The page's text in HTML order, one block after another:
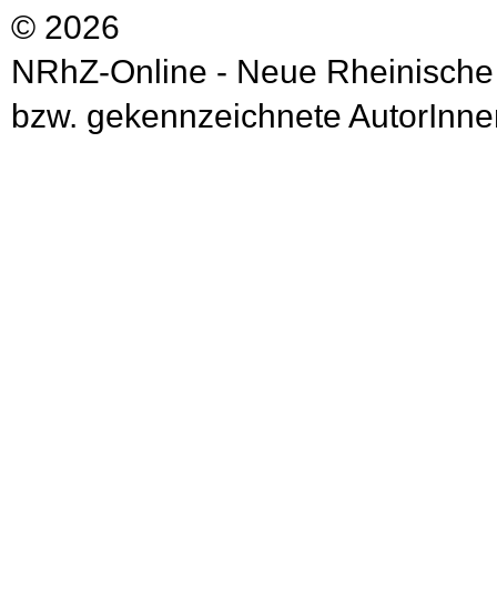
© 2026
NRhZ-Online - Neue
bzw. gekennzeichnete